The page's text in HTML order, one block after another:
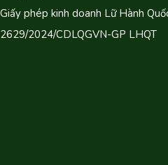
Giấy phép kinh doanh Lữ Hành
2629/2024/CDLQGVN-GP LHQT